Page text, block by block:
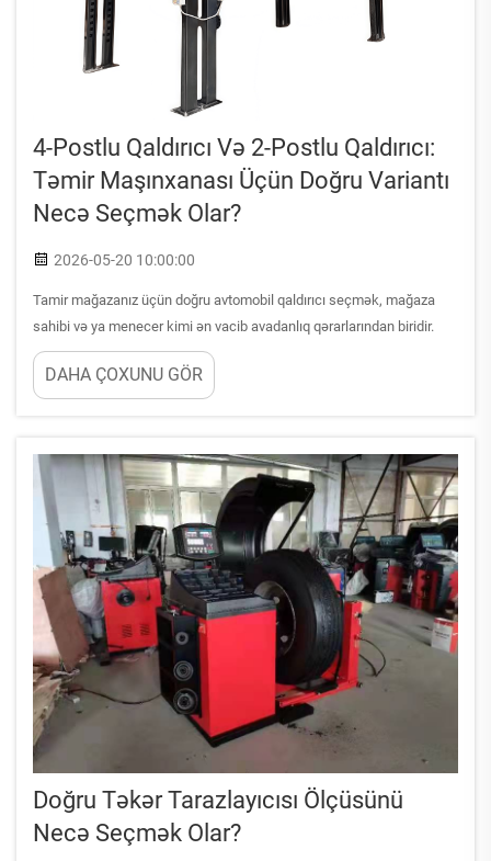
4-Postlu Qaldırıcı Və 2-Postlu Qaldırıcı:
Təmir Maşınxanası Üçün Doğru Variantı
Necə Seçmək Olar?
2026-05-20 10:00:00
Tamir mağazanız üçün doğru avtomobil qaldırıcı seçmək, mağaza
sahibi və ya menecer kimi ən vacib avadanlıq qərarlarından biridir.
Dörd dayaqdan ibarət avtomobil qaldırıcısı ilə iki dayaqdan ibarət
qaldırıcı arasındakı müzakirə sadəcə fərdi üstünlüklərlə
DAHA ÇOXUNU GÖR
Doğru Təkər Tarazlayıcısı Ölçüsünü
Necə Seçmək Olar?